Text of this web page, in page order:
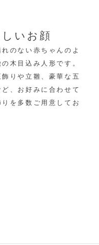
いお顔
のない赤ちゃんのよ
木目込み人形です。
りや立雛、豪華な五
、 お好みに合わせて
を多数ご用意してお